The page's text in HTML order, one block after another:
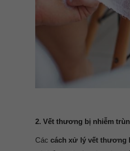
2. Vết thương bị nhiễm
Cáccách xử lý vết thương